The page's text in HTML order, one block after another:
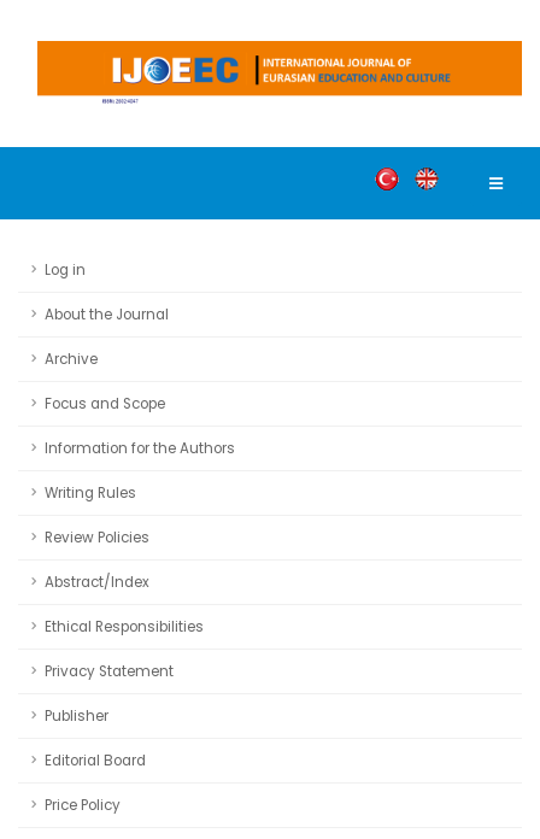
Log in
About the Journal
Archive
Focus and Scope
Information for the Authors
Writing Rules
Review Policies
Abstract/Index
Ethical Responsibilities
Privacy Statement
Publisher
Editorial Board
Price Policy